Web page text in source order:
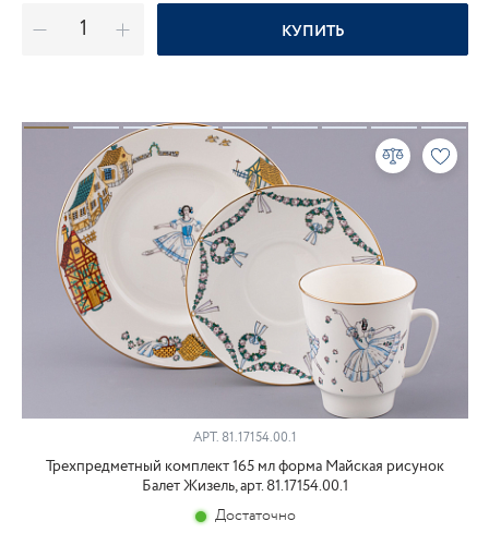
КУПИТЬ
АРТ. 81.17154.00.1
Трехпредметный комплект 165 мл форма Майская рисунок
Балет Жизель, арт. 81.17154.00.1
Достаточно